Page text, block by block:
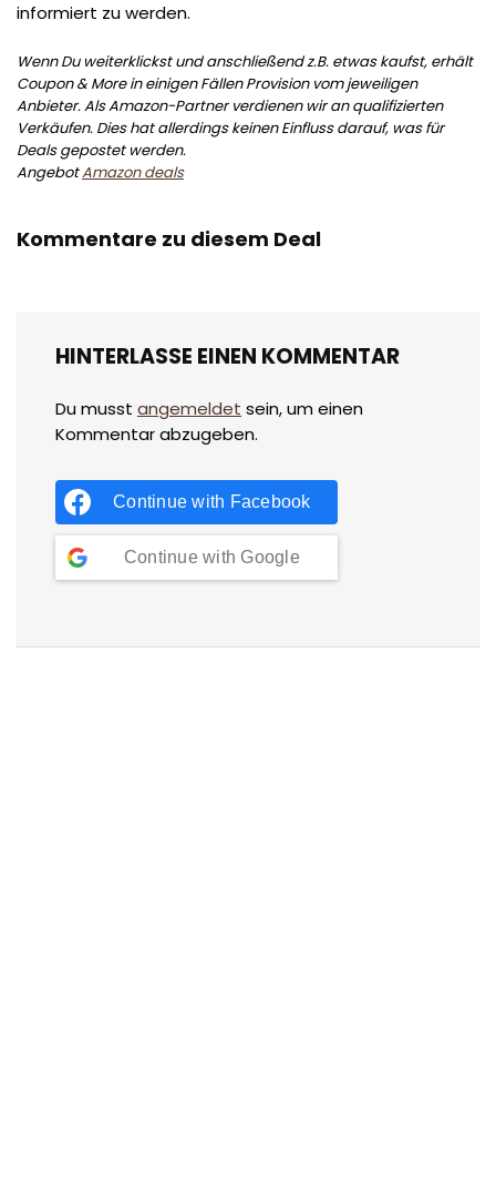
informiert zu werden.
Wenn Du weiterklickst und anschließend z.B. etwas kaufst, erhält
Coupon & More in einigen Fällen Provision vom jeweiligen
Anbieter. Als Amazon-Partner verdienen wir an qualifizierten
Verkäufen. Dies hat allerdings keinen Einfluss darauf, was für
Deals gepostet werden.
AngebotAmazon deals
Kommentare zu diesem Deal
HINTERLASSE EINEN KOMMENTAR
Du musst angemeldet sein, um einen
Kommentar abzugeben.
Continue with Facebook
Continue with Google